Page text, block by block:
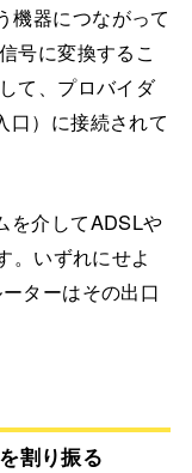
器につながって
号に変換するこ
て、プロバイダ
口）に接続されて
を介してADSLや
。いずれにせよ
ターはその出口
割り振る